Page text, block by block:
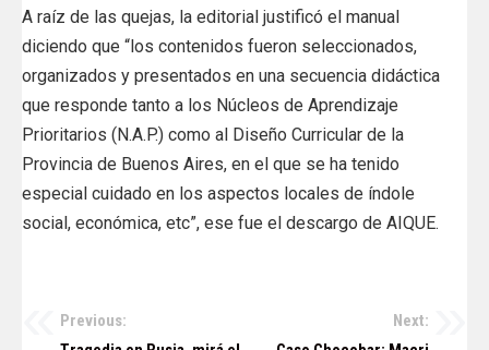
A raíz de las quejas, la editorial justificó el manual
diciendo que “los contenidos fueron seleccionados,
organizados y presentados en una secuencia didáctica
que responde tanto a los Núcleos de Aprendizaje
Prioritarios (N.A.P.) como al Diseño Curricular de la
Provincia de Buenos Aires, en el que se ha tenido
especial cuidado en los aspectos locales de índole
social, económica, etc”, ese fue el descargo de AIQUE.
Navegación
Previous:
Next: